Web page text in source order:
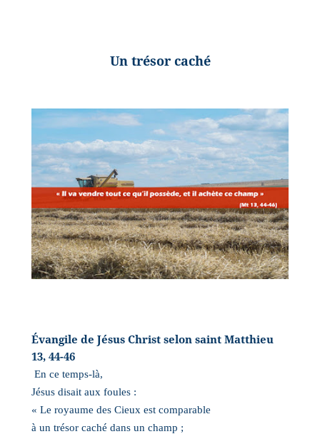
Un trésor caché
Évangile de Jésus Christ selon saint Matthieu
13, 44-46
En ce temps-là,
Jésus disait aux foules :
« Le royaume des Cieux est comparable
à un trésor caché dans un champ ;